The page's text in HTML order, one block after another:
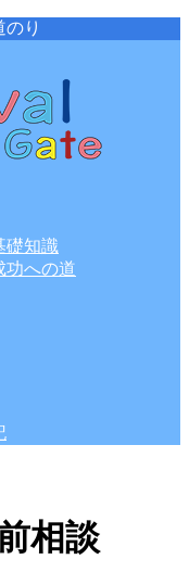
り
礎知識
功への道
相談